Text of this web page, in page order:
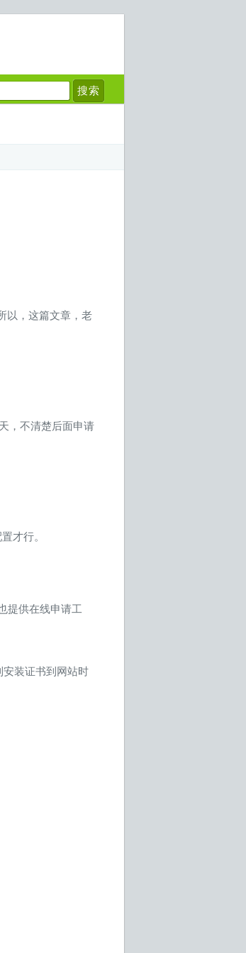
以，这篇文章，老
，不清楚后面申请
才行。
提供在线申请工
装证书到网站时